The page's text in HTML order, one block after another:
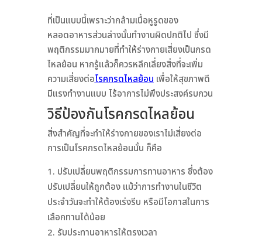
ที่เป็นแบบนี้เพราะว่ากล้ามเนื้อหูรูดของ
หลอดอาหารส่วนล่างนั้นทำงานผิดปกติไป ซึ่งมี
พฤติกรรมมากมายที่ทำให้ร่างกายเสี่ยงเป็นกรด
ไหลย้อน หากรู้แล้วก็ควรหลีกเลี่ยงสิ่งที่จะเพิ่ม
ความเสี่ยงต่อโรคกรดไหลย้อนเพื่อให้สุขภาพดี
มีแรงทำงานแบบ ไร้อาการไม่พึงประสงค์รบกวน
วิธีป้องกันโรคกรดไหลย้อน
สิ่งสำคัญที่จะทำให้ร่างกายของเราไม่เสี่ยงต่อ
การเป็นโรคกรดไหลย้อนนั้น ก็คือ
ปรับเปลี่ยนพฤติกรรมการทานอาหาร ซึ่งต้อง
ปรับเปลี่ยนให้ถูกต้อง แม้ว่าการทำงานในชีวิต
ประจำวันจะทำให้ต้องเร่งรีบ หรือมีโอกาสในการ
เลือกทานได้น้อย
รับประทานอาหารให้ตรงเวลา